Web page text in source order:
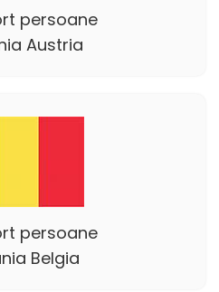
persoane
Austria
persoane
Belgia